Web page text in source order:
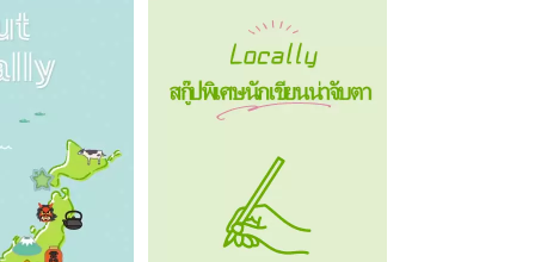
วะ ก่อตั้งขึ้นเพื่อเป็นศูนย์กลางการสืบทอด
วัฒนธรรมและการพัฒนาเมือง โรงแรม Resol
Trinity Kanazawa นำเสนอความเชื่อมโยงอันเป็น
เอกลักษณ์ระหว่างประเพณีและวัฒนธรรม สัมผัส
โดเมนโคกุล้านแห่งคางะที่ Hotel Resol Trinity
สามารถใส่สูทและรองเท้าผ้าใบได้～ โรงแรม
สไตล์อเมริกันในเมืองแห่งนี้มีธีม "ชุดสูทและ
รองเท้าผ้าใบ" รสชาติของดนตรีแจ๊ส ซึ่งเป็น